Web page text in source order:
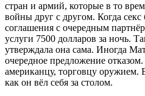
стран и армий, которые в то
войны друг с другом. Когда секс
соглашения с очередным
услуги 7500 долларов за ночь.
утверждала она сама. Иногда
очередное предложение
американцу, торговцу оружием.
как он вёл себя за столом.